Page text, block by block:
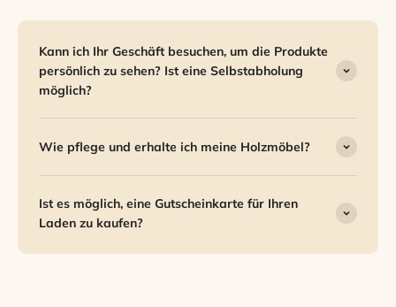
Kann ich Ihr Geschäft besuchen, um die Produkte
persönlich zu sehen? Ist eine Selbstabholung
möglich?
Wie pflege und erhalte ich meine Holzmöbel?
Ist es möglich, eine Gutscheinkarte für Ihren
Laden zu kaufen?